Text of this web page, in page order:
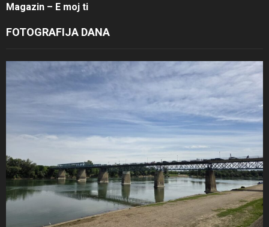
Magazin – E moj ti
FOTOGRAFIJA DANA